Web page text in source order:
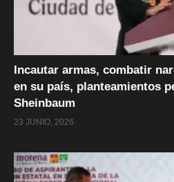
Incautar armas, combatir
en su país, planteamientos
Sheinbaum
23 JUNIO, 2026